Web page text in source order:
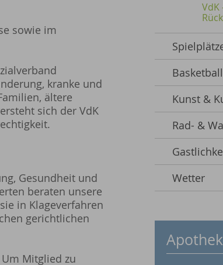
sowie im
kranke und
ältere
sich der VdK
Gesundheit und
beraten unsere
in Klageverfahren
gerichtlichen
Mitglied zu
VdK
Kunst &
Rad- &
Wetter